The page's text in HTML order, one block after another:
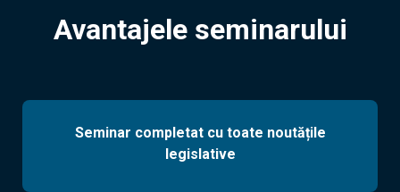
Avantajele seminarului
Seminar completat cu toate noutățile
legislative